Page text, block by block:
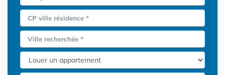
CP ville résidence *
Ville recherchée *